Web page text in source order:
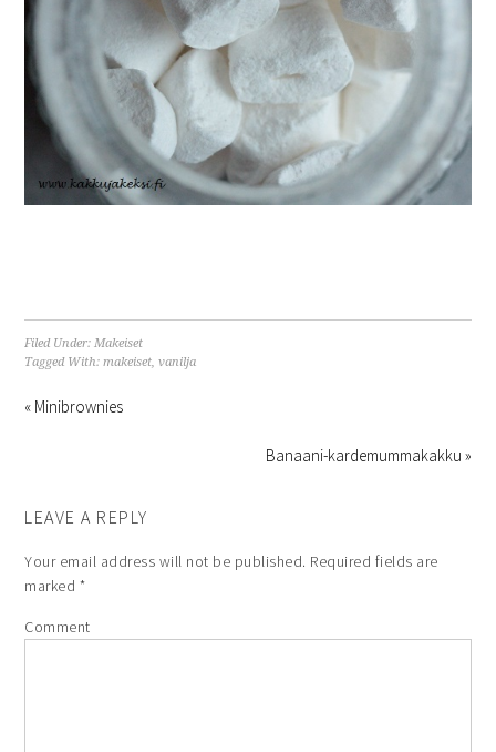
Filed Under:Makeiset
Tagged With:makeiset,vanilja
« Minibrownies
Banaani-kardemummakakku »
LEAVE A REPLY
Your email address will not be published. Required fields are
marked *
Comment